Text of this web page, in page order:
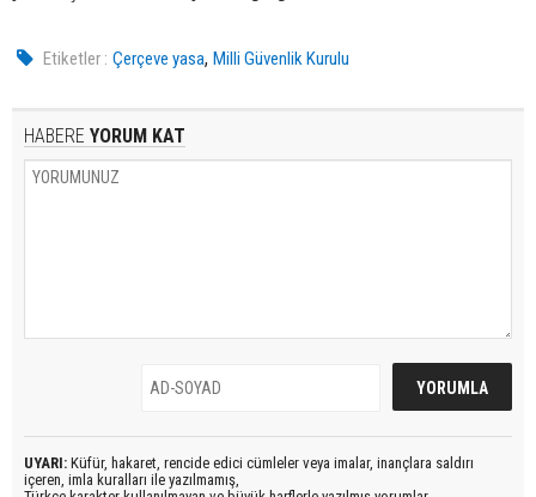
Etiketler : Çerçeve yasa,Milli Güvenlik Kurulu
HABERE YORUM KAT
UYARI: Küfür, hakaret, rencide edici cümleler veya imalar, inançlara saldırı
içeren, imla kuralları ile yazılmamış,